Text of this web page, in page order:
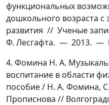
функциональных
дошкольного возраста с
развития // Ученые
Ф. Лесгафта. — 2013.
4. Фомина Н. А.
воспитание в области
пособие / Н. А. Фомина,
Прописнова //